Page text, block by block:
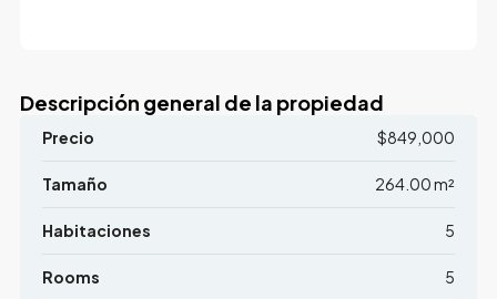
Descripción general de la propiedad
Precio $849,000
Tamaño 264.00 m²
Habitaciones 5
Rooms 5